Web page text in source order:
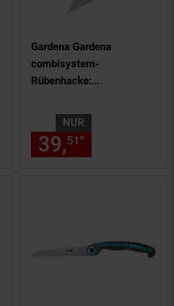
€ Sternchen
Gardena Gardena
combisystem-
Rübenhacke:
und Hacken,
NUR
39,51*